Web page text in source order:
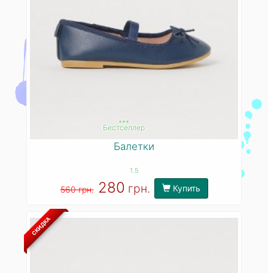
***
Бестселлер
Балетки
1.5
560 грн. 280 грн. Купить
СКИДКА